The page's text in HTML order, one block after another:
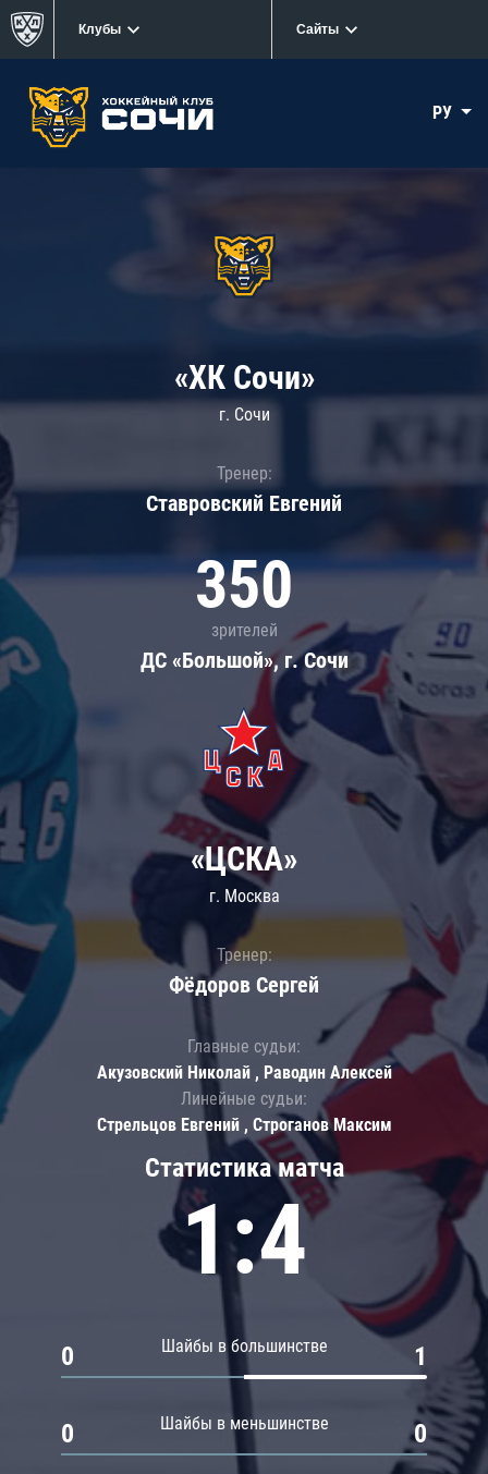
Клубы Сайты
РУ
«ХК Сочи»
г. Сочи
Тренер:
Ставровский Евгений
350
зрителей
ДС «Большой», г. Сочи
Статистика матча
1:4
Шайбы в большинстве
0 1
Шайбы в меньшинстве
0 0
«ЦСКА»
г. Москва
Тренер:
Фёдоров Сергей
Главные судьи:
Акузовский Николай , Раводин Алексей
Линейные судьи:
Стрельцов Евгений , Строганов Максим